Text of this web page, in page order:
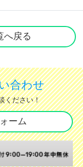
へ戻る
合わせ
ください！
ーム